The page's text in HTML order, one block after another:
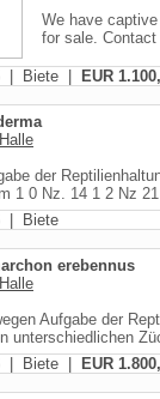
We have
for sale.
| Biete | EUR
Halle
der
1 0 Nz. 14 1 2 Nz
| Biete
erebennus
Halle
Aufgabe der
unterschiedlichen
| Biete |
EUR